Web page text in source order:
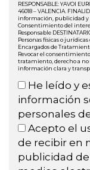
RESPONSABLE: YAVOI
46018 – VALENCIA.
información, publicidad y
Consentimiento del
Responsable
Personas físicas o
Encargados de
Revocar el
tratamiento, derecho a no
información clara y
He leído y
información
personales de
Acepto el
de recibir en
publicidad de